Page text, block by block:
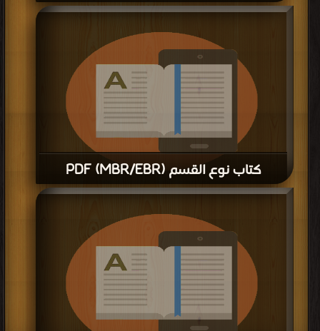
كتاب تثبيث الانظمة الوهمية PDF
قراءة و تحميل كتاب كتاب تثبيث الانظمة الوهمية PDF مجانا | مكتبة >
كتب في
Download Free
| التحميل : مرة/مرات
كتاب شرح كيف الغش فى الالعاب PDF
قراءة و تحميل كتاب كتاب شرح كيف الغش فى الالعاب PDF مجانا | مكتبة >
في تحميل
| التحميل : مرة/مرات